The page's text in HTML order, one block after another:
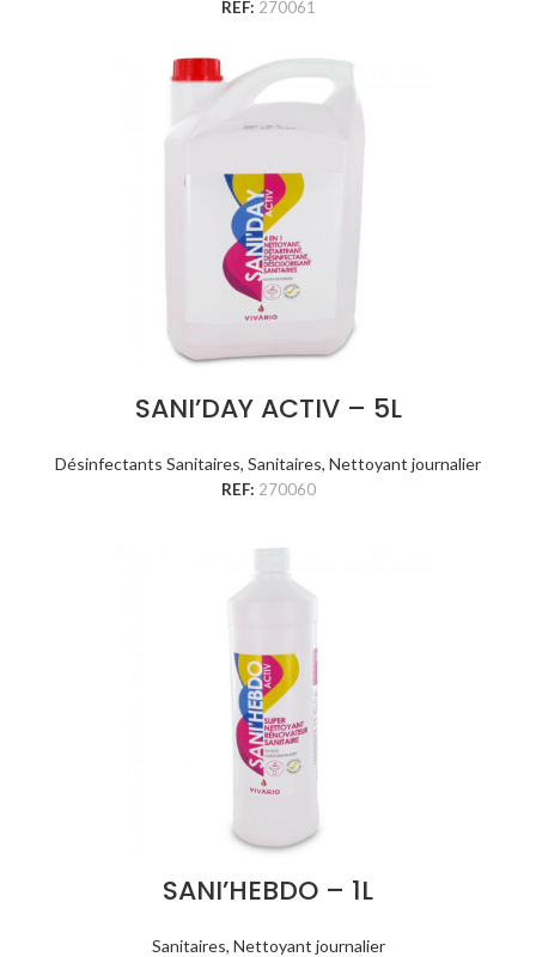
REF: 270061
SANI’DAY ACTIV – 5L
Désinfectants Sanitaires, Sanitaires, Nettoyant journalier
REF: 270060
SANI’HEBDO – 1L
Sanitaires, Nettoyant journalier